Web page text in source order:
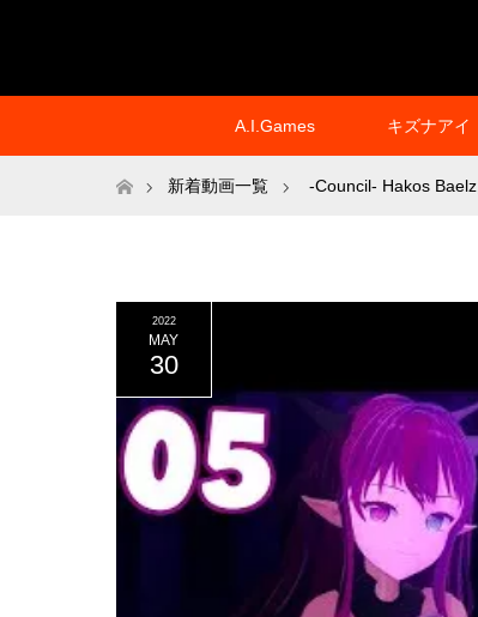
A.I.Games キズナアイ
ホーム新着動画一覧 -Council- Hakos Baelz
2022
MAY
30